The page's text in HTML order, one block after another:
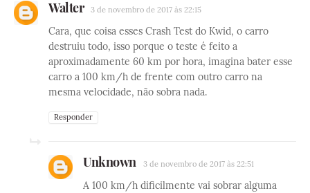
Walter 3 de novembro de 2017 às 22:15
Cara, que coisa esses Crash Test do Kwid, o carro
destruiu todo, isso porque o teste é feito a
aproximadamente 60 km por hora, imagina bater esse
carro a 100 km/h de frente com outro carro na
mesma velocidade, não sobra nada.
Responder
Unknown 3 de novembro de 2017 às 22:51
A 100 km/h dificilmente vai sobrar alguma